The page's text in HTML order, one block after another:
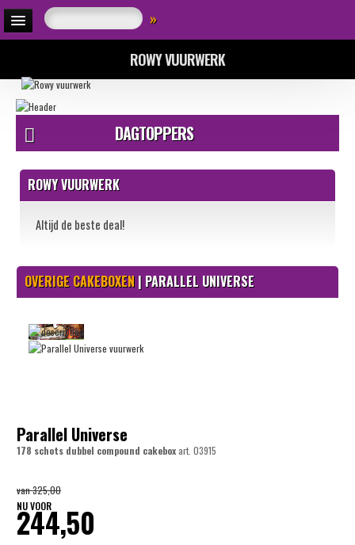
»
ROWY VUURWERK
DAGTOPPERS
ROWY VUURWERK
Altijd de beste deal!
OVERIGE CAKEBOXEN | PARALLEL UNIVERSE
Parallel Universe
178 schots dubbel compound cakeboxart. 03915
van325,00
NU VOOR
244,50